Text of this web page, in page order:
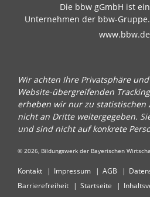
Die bbw gGmbH ist ein
Unternehmen der bbw-Gruppe.
www.bbw.de
Wir achten Ihre Privatsphäre
Website-übergreifenden
erheben wir nur zu statistischen
nicht an Dritte weitergegeben.
und sind nicht auf konkrete
© 2026, Bildungswerk der Bayerischen
Kontakt Impressum AGB
Barrierefreiheit
Startseite